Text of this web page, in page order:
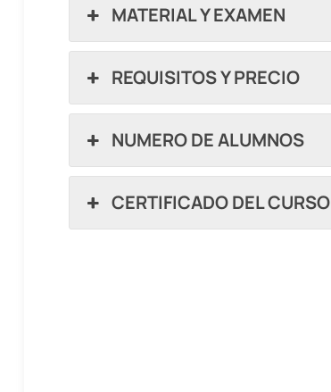
MATERIAL Y EXAMEN
REQUISITOS Y PRECIO
NUMERO DE ALUMNOS
CERTIFICADO DEL CURSO